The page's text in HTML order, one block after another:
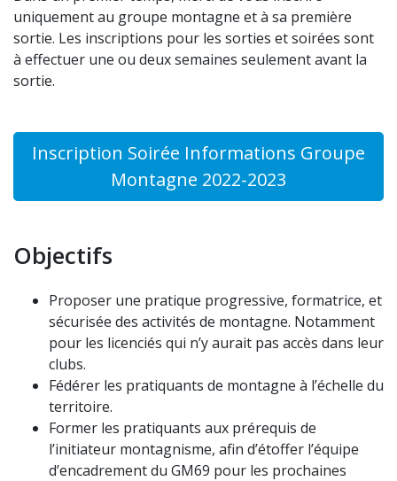
uniquement au groupe montagne et à sa première
sortie. Les inscriptions pour les sorties et soirées sont
à effectuer une ou deux semaines seulement avant la
sortie.
Inscription Soirée Informations Groupe
Montagne 2022-2023
Objectifs
Proposer une pratique progressive, formatrice, et
sécurisée des activités de montagne. Notamment
pour les licenciés qui n’y aurait pas accès dans leur
clubs.
Fédérer les pratiquants de montagne à l’échelle du
territoire.
Former les pratiquants aux prérequis de
l’initiateur montagnisme, afin d’étoffer l’équipe
d’encadrement du GM69 pour les prochaines